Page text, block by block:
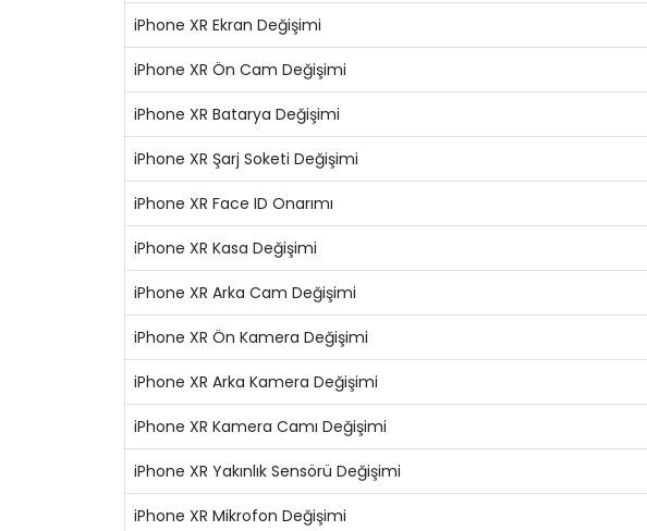
iPhone XR Ekran Değişimi
iPhone XR Ön Cam Değişimi
iPhone XR Batarya Değişimi
iPhone XR Şarj Soketi Değişimi
iPhone XR Face ID Onarımı
iPhone XR Kasa Değişimi
iPhone XR Arka Cam Değişimi
iPhone XR Ön Kamera Değişimi
iPhone XR Arka Kamera Değişimi
iPhone XR Kamera Camı Değişimi
iPhone XR Yakınlık Sensörü Değişimi
iPhone XR Mikrofon Değişimi